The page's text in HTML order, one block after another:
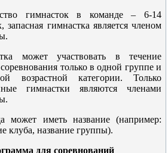
гимнасток в команде – 6-14
запасная гимнастка является членом
может участвовать в течение
только в одной группе и
возрастной категории. Только
гимнастки являются членами
может иметь название (например:
клуба, название группы).
для соревнований